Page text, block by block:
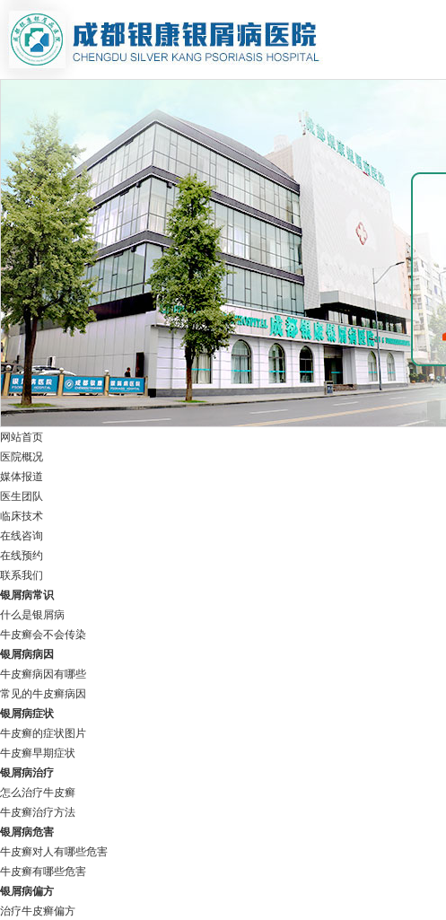
网站首页
医院概况
媒体报道
医生团队
临床技术
在线咨询
在线预约
联系我们
银屑病常识
什么是银屑病
牛皮癣会不会传染
银屑病病因
牛皮癣病因有哪些
常见的牛皮癣病因
银屑病症状
牛皮癣的症状图片
牛皮癣早期症状
银屑病治疗
怎么治疗牛皮癣
牛皮癣治疗方法
银屑病危害
牛皮癣对人有哪些危害
牛皮癣有哪些危害
银屑病偏方
治疗牛皮癣偏方